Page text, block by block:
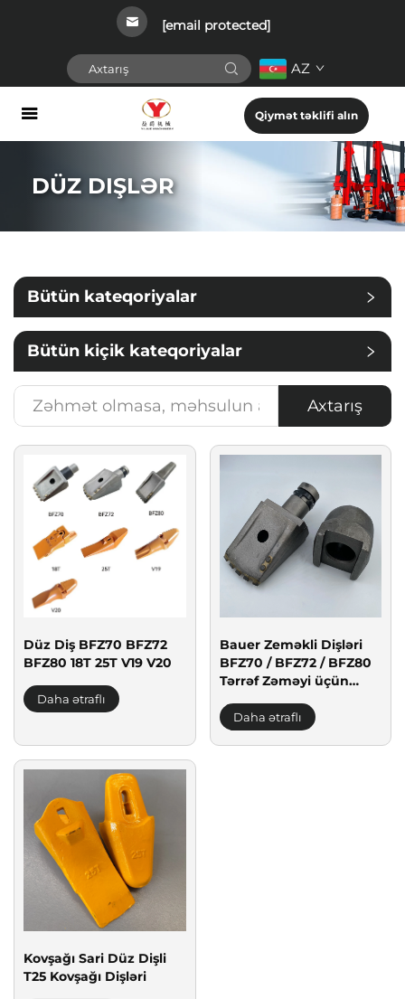
[email protected]
AZ
Qiymət təklifi alın
DÜZ DIŞLƏR
Bütün kateqoriyalar
Bütün kiçik kateqoriyalar
Axtarış
Düz Diş BFZ70 BFZ72
BFZ80 18T 25T V19 V20
Daha ətraflı
Bauer Zeməkli Dişləri
BFZ70 / BFZ72 / BFZ80
Tərrəf Zəməyi üçün
Döyüşlü Qayırmaq
Dişləri
Daha ətraflı
Kovşağı Sari Düz Dişli
T25 Kovşağı Dişləri